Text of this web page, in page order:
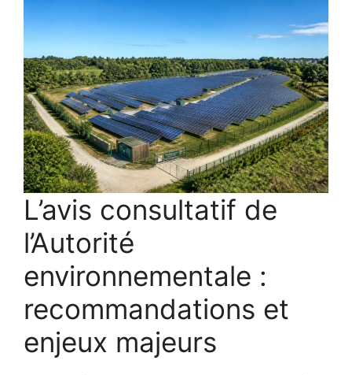
L’avis consultatif de
l’Autorité
environnementale :
recommandations et
enjeux majeurs